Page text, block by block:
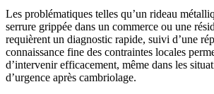
Les problématiques telles qu’un rideau
serrure grippée dans un commerce ou une
requièrent un diagnostic rapide, suivi d’une
connaissance fine des contraintes locales
d’intervenir efficacement, même dans les
d’urgence après cambriolage.